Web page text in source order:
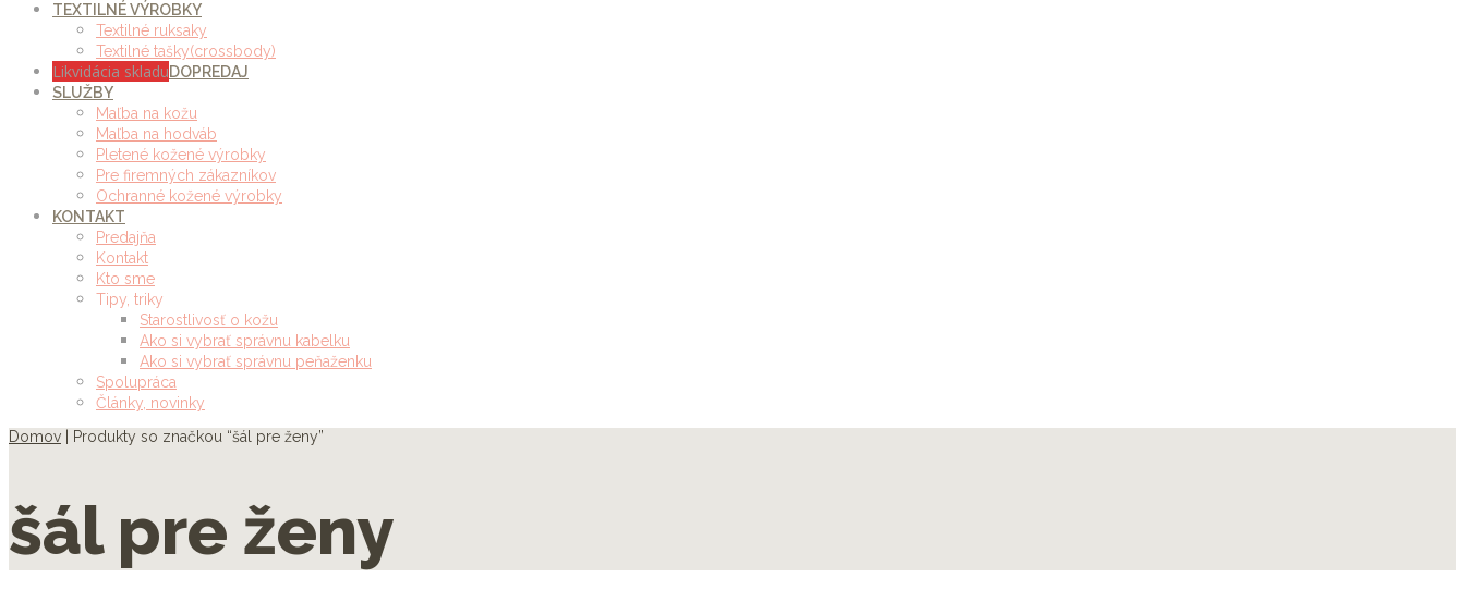
TEXTILNÉ VÝROBKY
Textilné ruksaky
Textilné tašky(crossbody)
Likvidácia skladuDOPREDAJ
SLUŽBY
Maľba na kožu
Maľba na hodváb
Pletené kožené výrobky
Pre firemných zákazníkov
Ochranné kožené výrobky
KONTAKT
Predajňa
Kontakt
Kto sme
Tipy, triky
Starostlivosť o kožu
Ako si vybrať správnu kabelku
Ako si vybrať správnu peňaženku
Spolupráca
Články, novinky
Domov | Produkty so značkou “šál pre ženy”
šál pre ženy